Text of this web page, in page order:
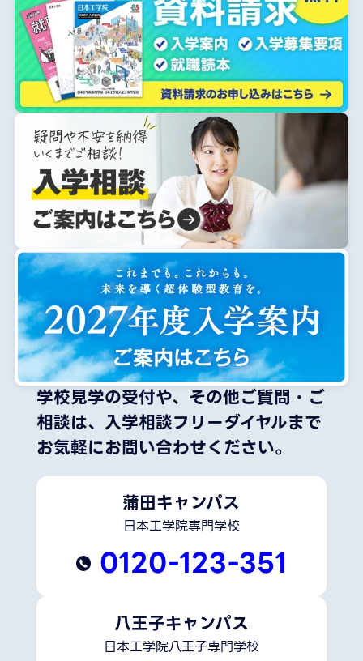
学校見学の受付や、その他ご質問・ご
相談は、 入学相談フリーダイヤルまで
お気軽にお問い合わせください。
蒲田キャンパス
日本工学院専門学校
0120-123-351
八王子キャンパス
日本工学院八王子専門学校